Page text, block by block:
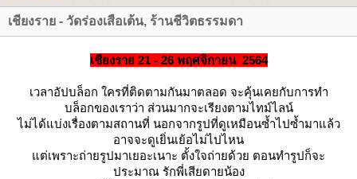
เชียงราย - วัดร่องเสือเต้น, ร้านชีวิตธรรมดา
เชียงราย 21 - 26 พฤศจิกายน 2564
เวลาอัปบล็อก ใครที่ติดตามกันมาตลอด จะคุ้นเคยกับการทำ
บล็อกของเราว่า ส่วนมากจะเรียงตามไทม์ไลน์
ไม่ได้แบ่งเรื่องตามสถานที่ นอกจากรูปที่ดูเหมือนซ้ำไปซ้ำมาแล้ว
อาจจะดูเยิ่นเย้อไม่ไปไหน
ต่เพราะถ่ายรูปมาเยอะเนาะ ตั้งใจถ่ายด้วย ตอนทำรูปก็จะ
ประมาณ รักพี่เสียดายน้อง